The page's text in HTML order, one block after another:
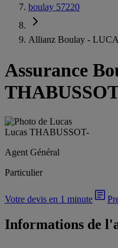
boulay 57220
Allianz Boulay -
Assurance
Lucas THABUSSOT-
Agent Général
Particulier
Votre devis en 1 minute
Informations de